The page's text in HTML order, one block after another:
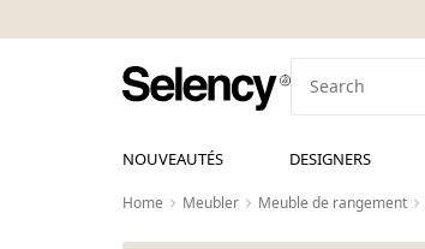
NOUVEAUTÉS DESIGNERS
Home Meubler Meuble de rangement